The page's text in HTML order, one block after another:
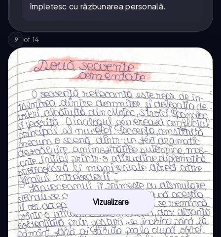
împletesc cu răzbunarea personală.
9 of 14
Vizualizare